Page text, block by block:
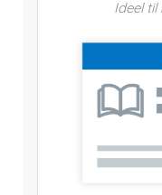
Ideel til